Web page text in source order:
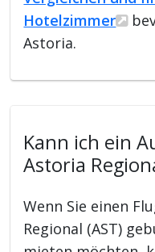
Hotelzimmer
Astoria.
Kann ich ein
Astoria
Wenn Sie einen
Regional (AST)